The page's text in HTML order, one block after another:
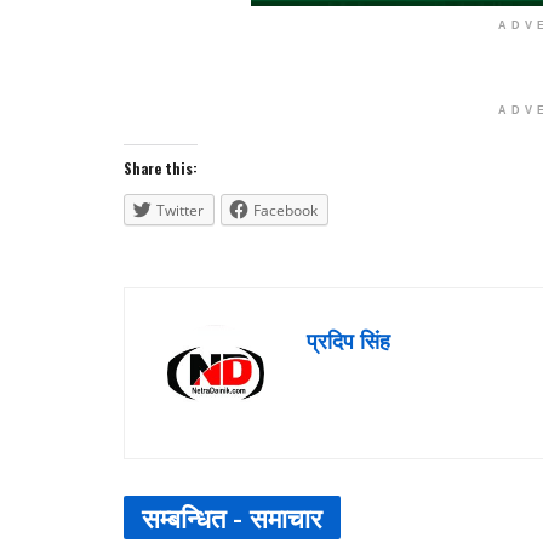
Share this:
Twitter Facebook
प्रदिप सिंह
सम्बन्धित -समाचार